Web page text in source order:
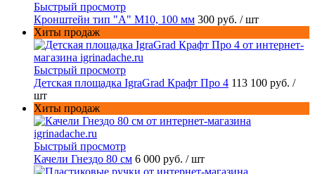
Быстрый просмотр
Кронштейн тип "A" M10, 100 мм 300 руб. / шт
Хиты продаж
Быстрый просмотр
Детская площадка IgraGrad Крафт Про 4 113 100 руб. /
шт
Хиты продаж
Быстрый просмотр
Качели Гнездо 80 см 6 000 руб. / шт